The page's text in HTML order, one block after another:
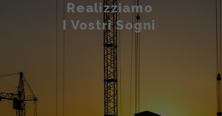
Realizziamo
I Vostri Sogni